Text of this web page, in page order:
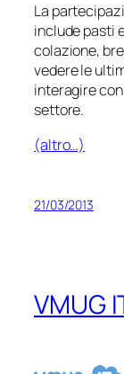
La
include pasti
colazione,
vedere le
interagire
settore.
(altro…)
21/03/2013
VMUG